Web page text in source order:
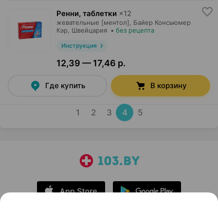
Ренни, таблетки ×12
жевательные [ментол],
Байер Консьюмер
Кэр , Швейцария • без рецепта
Инструкция
12,39 — 17,46 р.
Где купить В корзину
1 2 3 4 5